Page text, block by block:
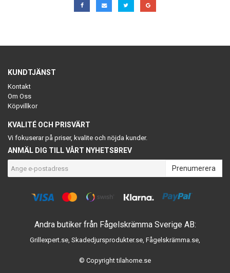
KUNDTJÄNST
Kontakt
Om Oss
Köpvillkor
KVALITÉ OCH PRISVÄRT
Vi fokuserar på priser, kvalite och nöjda kunder.
ANMÄL DIG TILL VÅRT NYHETSBREV
Prenumerera
Andra butiker från Fågelskrämma Sverige AB:
Grillexpert.se Skadedjursprodukter.se Fågelskrämma.se
© Copyright tilahome.se